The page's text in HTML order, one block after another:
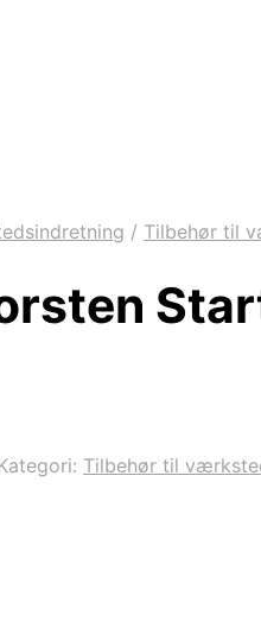
/ Tilbehør til
Tilbehør til